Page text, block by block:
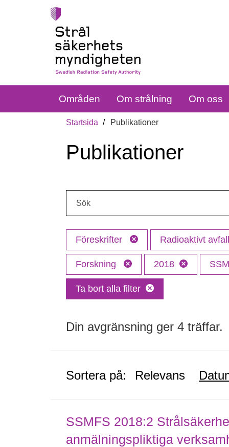
Områden Om strålning Om oss
Startsida Publikationer
Publikationer
Föreskrifter Radioaktivt avfall
Forskning 2018 SSM
Ta bort alla filter
Din avgränsning ger 4 träffar.
Sortera på: Relevans
SSMFS 2018:2
anmälningspliktiga